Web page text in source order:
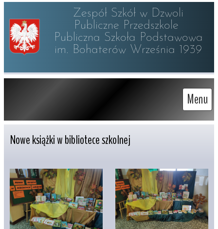
Zespół Szkół w Dzwoli
Publiczne Przedszkole
Publiczna Szkoła Podstawowa
im. Bohaterów Września 1939
Menu
Nowe książki w bibliotece szkolnej